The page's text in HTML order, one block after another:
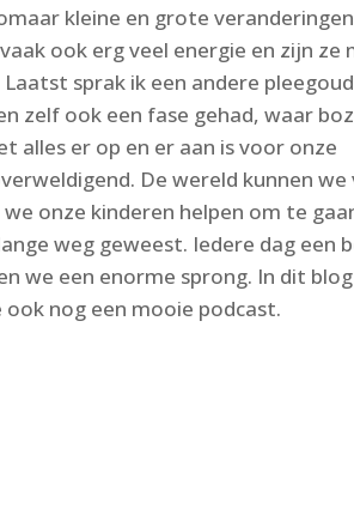
kleine en grote
ook erg veel energie en zijn ze
sprak ik een andere
zelf ook een fase gehad, waar
alles er op en er aan is voor onze
De wereld kunnen
onze kinderen helpen om te
weg geweest. Iedere dag een
we een enorme sprong. In dit
nog een mooie podcast.